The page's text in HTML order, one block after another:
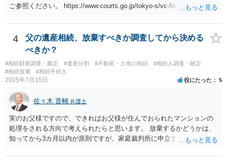
ご参照ください。 https://www.courts.go.jp/tokyo-s/vc-files/tokyo-s/file/
4
父の遺産相続、放棄すべきか調査してから決める
べきか？
#相続財産調査・鑑定 #遺産分割 #不動産・土地の相続
#相続人調査・確定
#相続放棄
#相続手続き
2025年7月15日 役にたった 5
佐々木 晋輔 弁護士
実のお父様ですので、できればお父様が住んでおられたマンションの
処理をされる方向で考えられたらと思います。 放棄するかどうかは、
知ってから3カ月以内が原則ですが、家庭裁判所に申立すれば3カ月の
放棄するかどうか決めることができます。 銀行やサラ金が数年も放置